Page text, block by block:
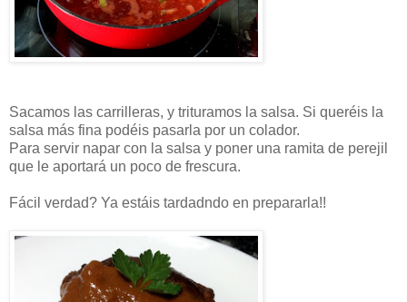
Sacamos las carrilleras, y trituramos la salsa. Si queréis la
salsa más fina podéis pasarla por un colador.
Para servir napar con la salsa y poner una ramita de perejil
que le aportará un poco de frescura.
Fácil verdad? Ya estáis tardadndo en prepararla!!